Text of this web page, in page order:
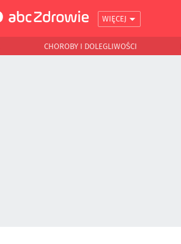
WIĘCEJ
CHOROBY I DOLEGLIWOŚCI